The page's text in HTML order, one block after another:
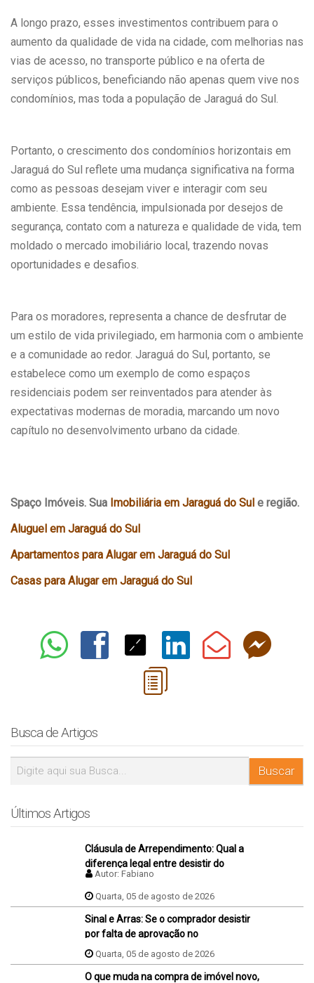
A longo prazo, esses investimentos contribuem para o
aumento da qualidade de vida na cidade, com melhorias nas
vias de acesso, no transporte público e na oferta de
serviços públicos, beneficiando não apenas quem vive nos
condomínios, mas toda a população de Jaraguá do Sul.
Portanto, o crescimento dos condomínios horizontais em
Jaraguá do Sul reflete uma mudança significativa na forma
como as pessoas desejam viver e interagir com seu
ambiente. Essa tendência, impulsionada por desejos de
segurança, contato com a natureza e qualidade de vida, tem
moldado o mercado imobiliário local, trazendo novas
oportunidades e desafios.
Para os moradores, representa a chance de desfrutar de
um estilo de vida privilegiado, em harmonia com o ambiente
e a comunidade ao redor. Jaraguá do Sul, portanto, se
estabelece como um exemplo de como espaços
residenciais podem ser reinventados para atender às
expectativas modernas de moradia, marcando um novo
capítulo no desenvolvimento urbano da cidade.
Spaço Imóveis. Sua Imobiliária em Jaraguá do Sul e região.
Aluguel em Jaraguá do Sul
Apartamentos para Alugar em Jaraguá do Sul
Casas para Alugar em Jaraguá do Sul
Busca de Artigos
Últimos Artigos
Cláusula de Arrependimento: Qual a
diferença legal entre desistir do
negócio antes e depois da assinatura
da promessa de compra e venda do
imóvel?
Autor: Fabiano
Quarta, 05 de agosto de 2026
Sinal e Arras: Se o comprador desistir
por falta de aprovação no
financiamento, ele perde o sinal dados
na proposta?
Quarta, 05 de agosto de 2026
O que muda na compra de imóvel novo,